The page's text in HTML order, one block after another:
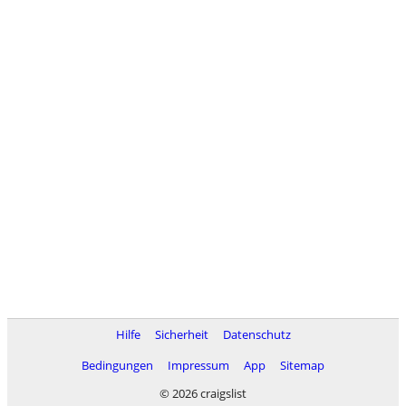
Hilfe Sicherheit
Datenschutz
Bedingungen
Impressum App
Sitemap
© 2026 craigslist